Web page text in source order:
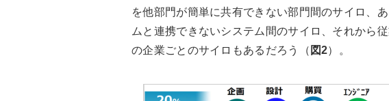
を他部門が簡単に共有できない部門間のサイロ、
ムと連携できないシステム間のサイロ、それから
の企業ごとのサイロもあるだろう（ 図2）。